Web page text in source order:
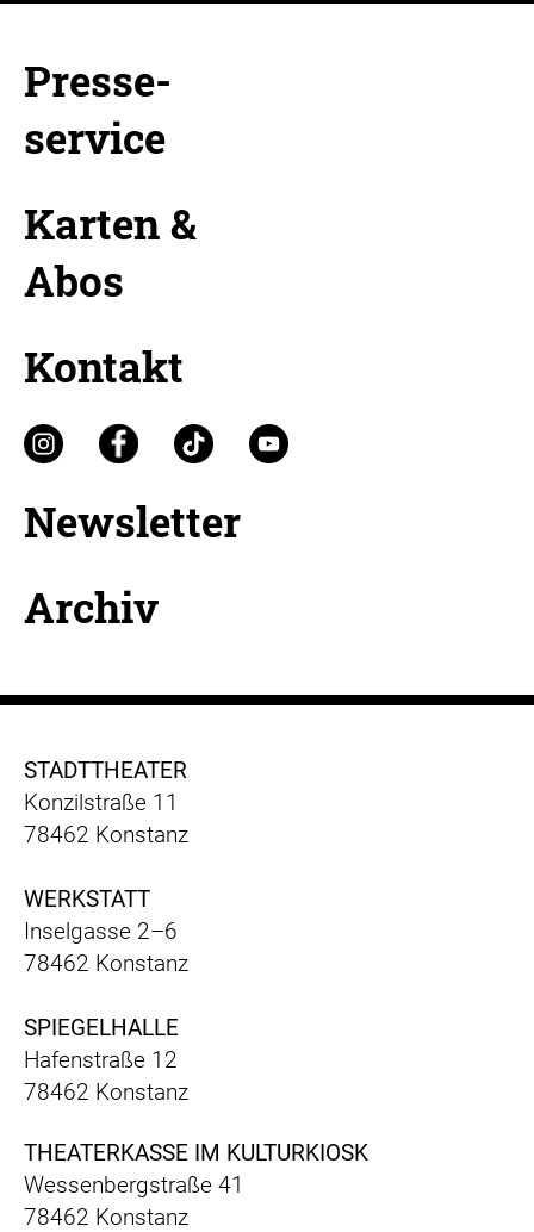
Presse-
service
Karten &
Abos
Kontakt
Newsletter
Archiv
STADTTHEATER
Konzilstraße 11
78462 Konstanz
WERKSTATT
Inselgasse 2–6
78462 Konstanz
SPIEGELHALLE
Hafenstraße 12
78462 Konstanz
THEATERKASSE IM KULTURKIOSK
Wessenbergstraße 41
78462 Konstanz